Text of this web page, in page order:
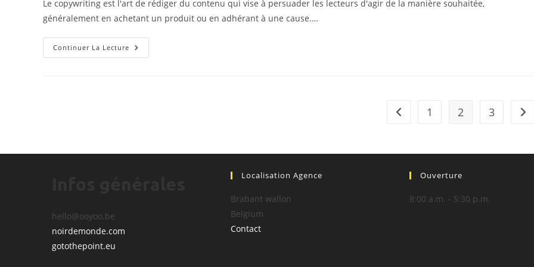
publication :
Le copywriting est l'art de rédiger du contenu qui vise à persuader les lecteurs d'agir de la manière souhaitée,
généralement en achetant un produit ou en adhérant à une cause.…
Continuer La Lecture Qu’est-
Ce
Go to the previous page
1 2 3
hello@ooyoo.be
noirdemonde.com
gotothepoint.eu
Localisation Agence
Brabant wallon
Belgium
Contact
Ouverture
8:00 a.m. - 5:30 p.m.